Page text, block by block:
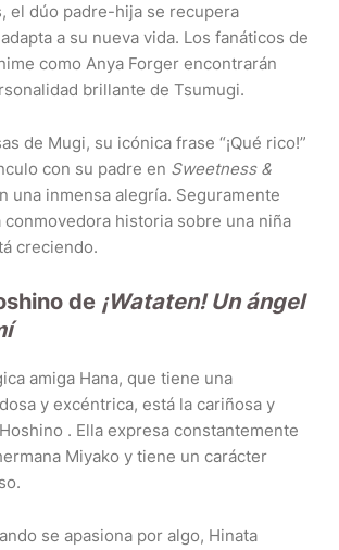
el dúo padre-hija se recupera
a su nueva vida. Los fanáticos de
como Anya Forger encontrarán
brillante de Tsumugi.
de Mugi, su icónica frase “¡Qué rico!”
con su padre en Sweetness &
una inmensa alegría. Seguramente
conmovedora historia sobre una niña
creciendo.
de ¡Wataten! Un ángel
amiga Hana, que tiene una
y excéntrica, está la cariñosa y
. Ella expresa constantemente
Miyako y tiene un carácter
se apasiona por algo, Hinata